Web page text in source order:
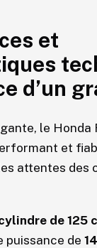
et
d’un
le Honda
et
attentes des
de 125
puissance de